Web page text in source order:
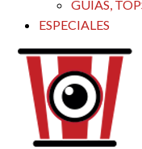
GUÍAS,
ESPECIALES